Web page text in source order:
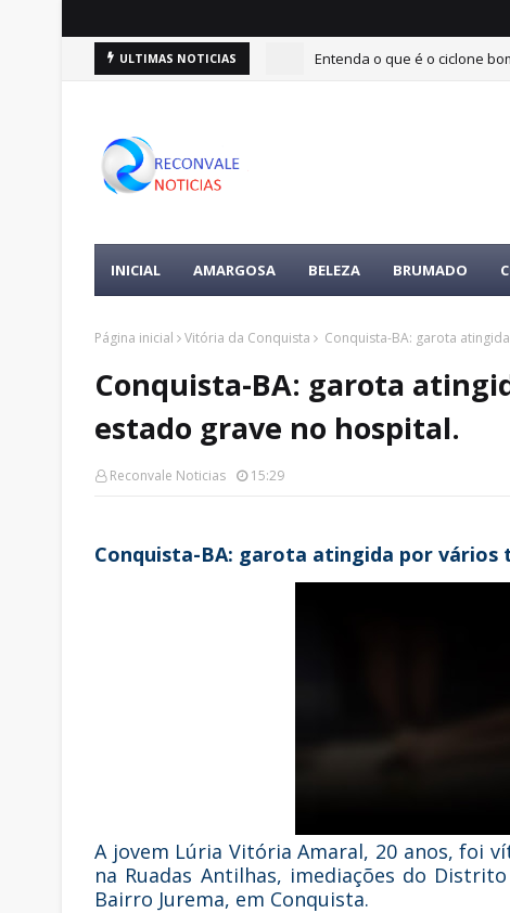
ULTIMAS NOTICIAS Entenda o que é o ciclone
INICIAL AMARGOSA BELEZA BRUMADO
Página inicial Vitória da Conquista Conquista-BA: garota
Conquista-BA: garota
estado grave no hospital.
Reconvale Noticias 15:29
Conquista-BA: garota atingida por
A jovem Lúria Vitória Amaral, 20 anos, foi
na Ruadas Antilhas, imediações do
Bairro Jurema, em Conquista.